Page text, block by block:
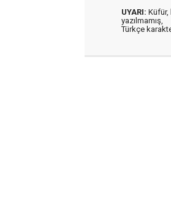
UYARI: Küfür,
yazılmamış,
Türkçe